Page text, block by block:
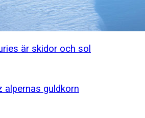
är skidor och sol
alpernas guldkorn